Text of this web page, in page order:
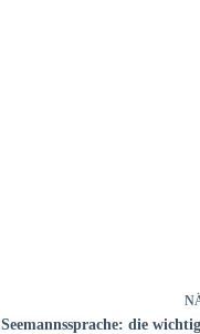
Seemannssprache: die